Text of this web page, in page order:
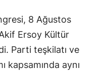
8 Ağustos
Ersoy Kültür
Parti teşkilatı ve
kapsamında aynı